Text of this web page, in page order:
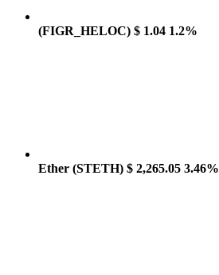
(FIGR_HELOC) $ 1.04 1.2%
Ether (STETH) $ 2,265.05 3.46%